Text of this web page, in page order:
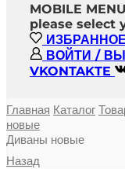
MOBILE
please select
ИЗБРАННОЕ
ВОЙТИ /
VKONTAKTE
Главная Каталог
новые
Диваны новые
Назад